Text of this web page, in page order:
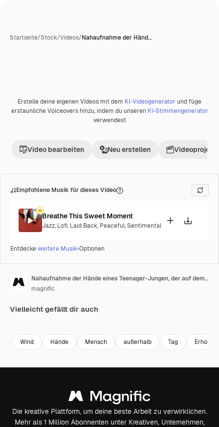
Startseite/Stock/Videos/Nahaufnahme der Händ…
Erstelle deine eigenen Videos mit dem KI-Videogenerator und füge
erstaunliche Voiceovers hinzu, indem du unseren KI-Stimmengenerator
verwendest
Video bearbeiten Neu erstellen Videoprojekt
Empfohlene Musik für dieses Video
Breathe This Sweet Moment
Jazz, Lofi, Laid Back, Peaceful,Sentimental
Entdeckeweitere Musik-Optionen
Nahaufnahme der Hände eines Teenager-Jungen, der auf dem Berg ein Smartphone benutzt.
magnific
Vielleicht gefällt dir auch
Wind Hände Mensch außerhalb Tag Erholung
Die kreative Plattform, um deine beste Arbeit zu verwirklichen.
Mehr als 1 Million Abonnenten unter Kreativen, Unternehmen,